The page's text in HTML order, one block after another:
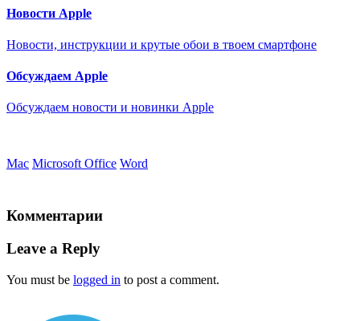
Новости Apple
Новости, инструкции и крутые обои в твоем смартфоне
Обсуждаем Apple
Обсуждаем новости и новинки Apple
Mac Microsoft Office Word
Комментарии
Leave a Reply
You must be logged in to post a comment.